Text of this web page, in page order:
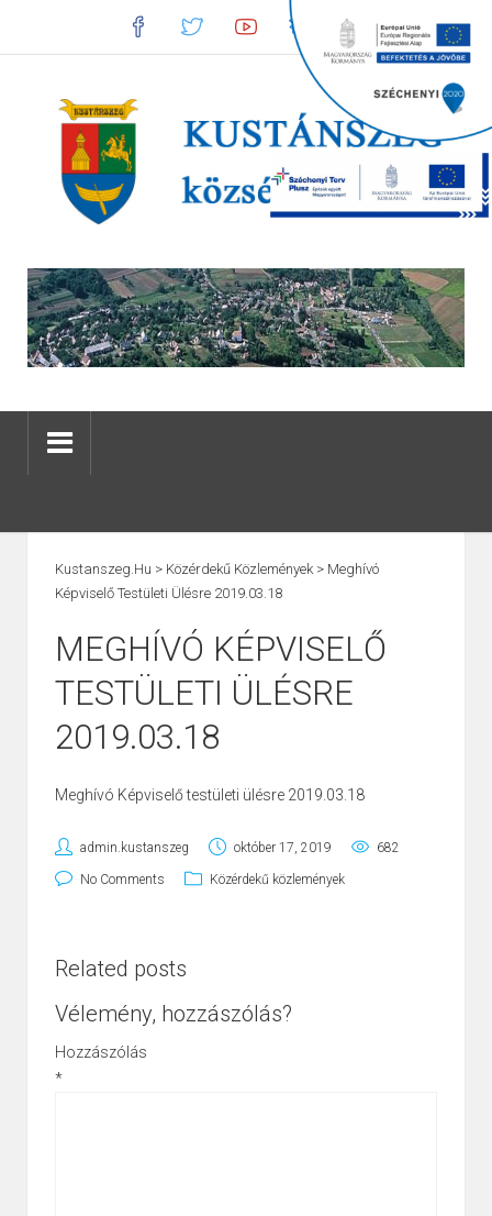
Kustanszeg.hu > Közérdekű Közlemények > Meghívó
Képviselő Testületi Ülésre 2019.03.18
MEGHÍVÓ KÉPVISELŐ
TESTÜLETI ÜLÉSRE
2019.03.18
Meghívó Képviselő testületi ülésre 2019.03.18
admin.kustanszeg október 17, 2019 682
No Comments Közérdekű közlemények
Related posts
Vélemény, hozzászólás?
Hozzászólás
*